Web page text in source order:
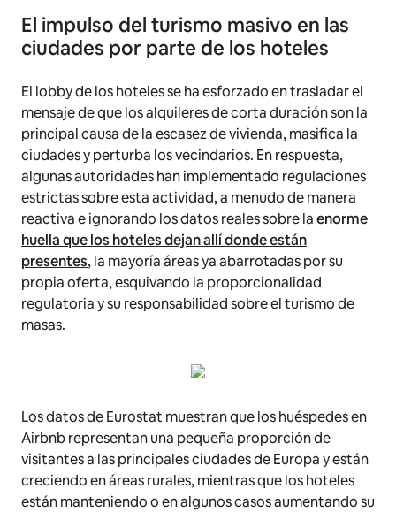
El impulso del turismo masivo en las
ciudades por parte de los hoteles
El lobby de los hoteles se ha esforzado en trasladar el
mensaje de que los alquileres de corta duración son la
principal causa de la escasez de vivienda, masifica la
ciudades y perturba los vecindarios. En respuesta,
algunas autoridades han implementado regulaciones
estrictas sobre esta actividad, a menudo de manera
reactiva e ignorando los datos reales sobre laenorme
huella que los hoteles dejan allí donde están
presentes, la mayoría áreas ya abarrotadas por su
propia oferta, esquivando la proporcionalidad
regulatoria y su responsabilidad sobre el turismo de
masas.
Los datos de Eurostat muestran que los huéspedes en
Airbnb representan una pequeña proporción de
visitantes a las principales ciudades de Europa y están
creciendo en áreas rurales, mientras que los hoteles
están manteniendo o en algunos casos aumentando su